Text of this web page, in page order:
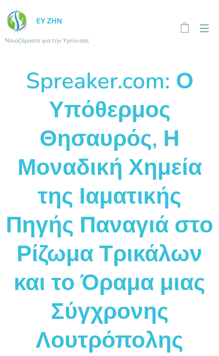
ΕΥ ΖΗΝ
Νοιαζόμαστε για την Υγεία σας
Spreaker.com: Ο
Υπόθερμος
Θησαυρός, Η
Μοναδική Χημεία
της Ιαματικής
Πηγής Παναγιά στο
Ρίζωμα Τρικάλων
και το Όραμα μιας
Σύγχρονης
Λουτρόπολης